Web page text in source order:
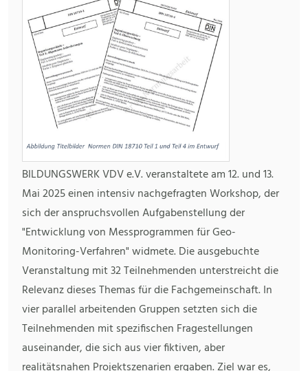
BILDUNGSWERK VDV e.V. veranstaltete am 12. und 13.
Mai 2025 einen intensiv nachgefragten Workshop, der
sich der anspruchsvollen Aufgabenstellung der
"Entwicklung von Messprogrammen für Geo-
Monitoring-Verfahren" widmete. Die ausgebuchte
Veranstaltung mit 32 Teilnehmenden unterstreicht die
Relevanz dieses Themas für die Fachgemeinschaft. In
vier parallel arbeitenden Gruppen setzten sich die
Teilnehmenden mit spezifischen Fragestellungen
auseinander, die sich aus vier fiktiven, aber